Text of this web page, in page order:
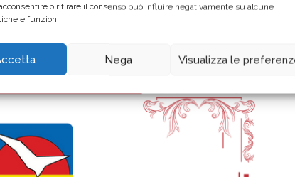
o ritirare il consenso può influire negativamente su alcune
e funzioni.
Nega Visualizza le